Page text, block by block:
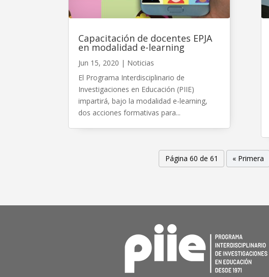
Capacitación de docentes EPJA
en modalidad e-learning
Jun 15, 2020 | Noticias
El Programa Interdisciplinario de
Investigaciones en Educación (PIIE)
impartirá, bajo la modalidad e-learning,
dos acciones formativas para...
Página 60 de 61 « Primera